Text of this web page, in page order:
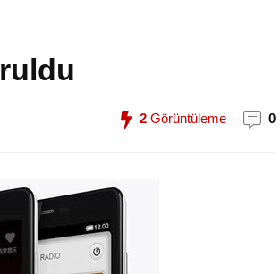
2 Görüntüleme 0